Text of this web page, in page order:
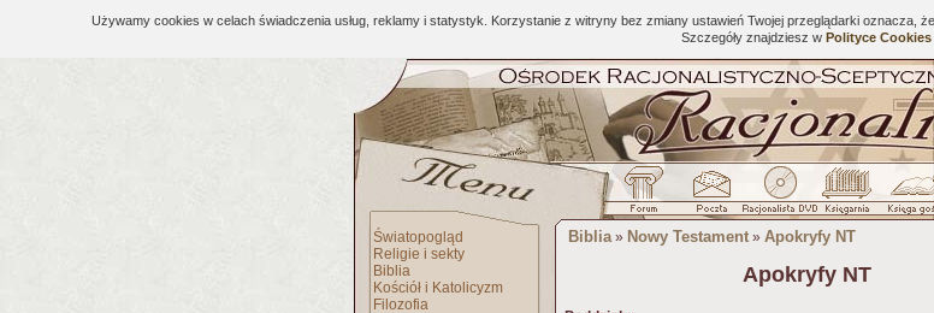
Używamy cookies w celach świadczenia usług, reklamy i statystyk. Korzystanie z witryny bez zmiany ustawień Twojej przeglądarki oznacza,
Szczegóły znajdziesz w Polityce Cookies
Światopogląd
Religie i sekty
Biblia
Kościół i Katolicyzm
Filozofia
Biblia» Nowy Testament » Apokryfy NT
Apokryfy NT